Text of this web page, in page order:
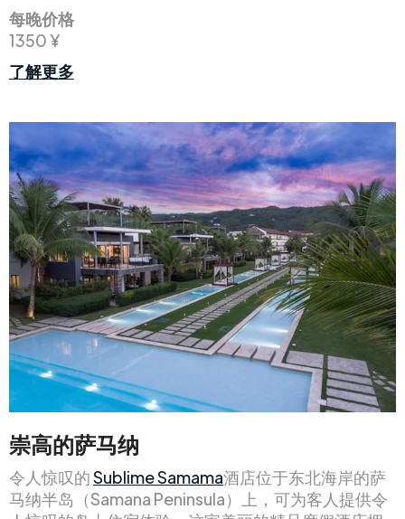
每晚价格
1350 ¥
了解更多
崇高的萨马纳
令人惊叹的Sublime Samama酒店位于东北海岸的萨
马纳半岛（Samana Peninsula）上，可为客人提供令